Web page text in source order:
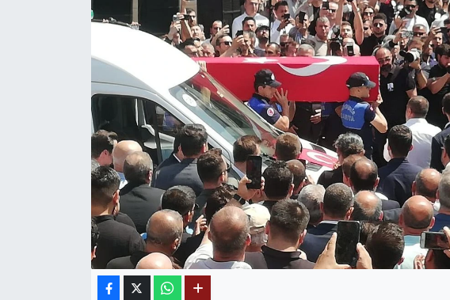
MAGAZİN